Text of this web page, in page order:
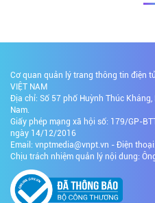
Cơ quan quản lý trang thông tin điện
VIỆT NAM
Địa chỉ: Số 57 phố Huỳnh Thúc
Nam.
Giấy phép mạng xã hội số: 179/GP-
ngày 14/12/2016
Email: vnptmedia@vnpt.vn - Điện
Chịu trách nhiệm quản lý nội dung: